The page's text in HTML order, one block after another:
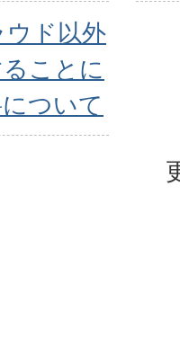
ド以外
ことに
ついて